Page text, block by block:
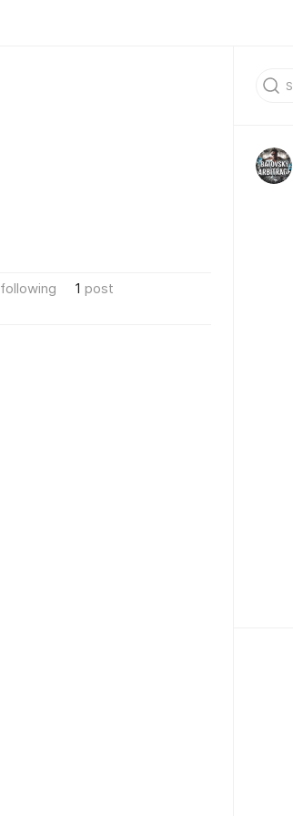
following 1 post